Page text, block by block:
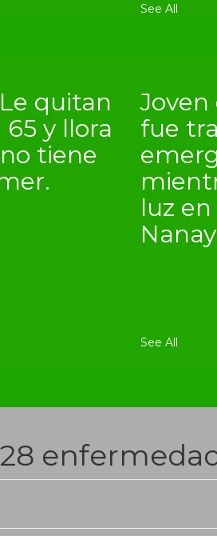
See All
quitan
65 y llora
tiene
Joven
fue
luz
Nanay
See All